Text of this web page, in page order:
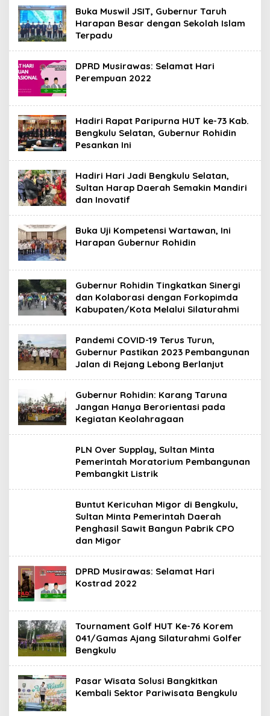
Buka Muswil JSIT, Gubernur Taruh
Harapan Besar dengan Sekolah Islam
Terpadu
DPRD Musirawas: Selamat Hari
Perempuan 2022
Hadiri Rapat Paripurna HUT ke-73 Kab.
Bengkulu Selatan, Gubernur Rohidin
Pesankan Ini
Hadiri Hari Jadi Bengkulu Selatan,
Sultan Harap Daerah Semakin Mandiri
dan Inovatif
Buka Uji Kompetensi Wartawan, Ini
Harapan Gubernur Rohidin
Gubernur Rohidin Tingkatkan Sinergi
dan Kolaborasi dengan Forkopimda
Kabupaten/Kota Melalui Silaturahmi
Pandemi COVID-19 Terus Turun,
Gubernur Pastikan 2023 Pembangunan
Jalan di Rejang Lebong Berlanjut
Gubernur Rohidin: Karang Taruna
Jangan Hanya Berorientasi pada
Kegiatan Keolahragaan
PLN Over Supplay, Sultan Minta
Pemerintah Moratorium Pembangunan
Pembangkit Listrik
Buntut Kericuhan Migor di Bengkulu,
Sultan Minta Pemerintah Daerah
Penghasil Sawit Bangun Pabrik CPO
dan Migor
DPRD Musirawas: Selamat Hari
Kostrad 2022
Tournament Golf HUT Ke-76 Korem
041/Gamas Ajang Silaturahmi Golfer
Bengkulu
Pasar Wisata Solusi Bangkitkan
Kembali Sektor Pariwisata Bengkulu